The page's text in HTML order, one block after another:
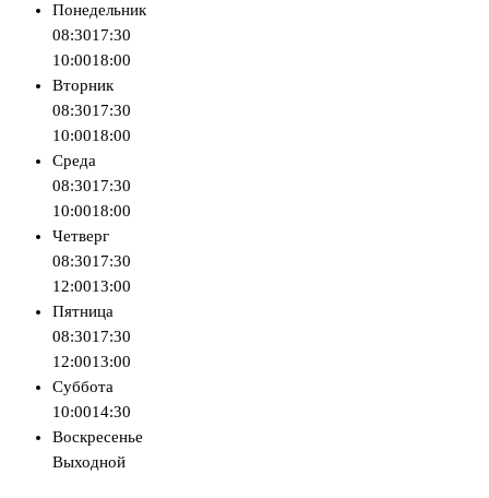
Понедельник
08:3017:30
10:0018:00
Вторник
08:3017:30
10:0018:00
Среда
08:3017:30
10:0018:00
Четверг
08:3017:30
12:0013:00
Пятница
08:3017:30
12:0013:00
Суббота
10:0014:30
Воскресенье
Выходной